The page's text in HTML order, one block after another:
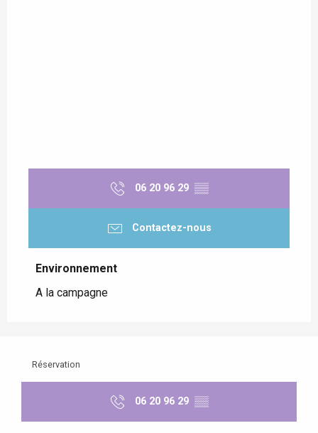
06 20 96 29 ▒▒
Contactez-nous
Environnement
Environnement
A la campagne
Réservation
06 20 96 29 ▒▒